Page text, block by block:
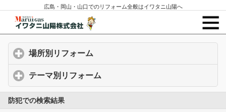
広島・岡山・山口でのリフォーム全般はイワタニ山陽へ
場所別リフォーム
テーマ別リフォーム
防犯での検索結果